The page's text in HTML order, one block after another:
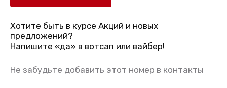
Хотите быть в курсе Акций и новых
предложений?
Напишите «да» в вотсап или вайбер!
Не забудьте добавить этот номер в контакты